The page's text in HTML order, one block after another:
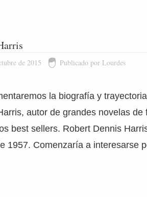
de 2015 Publicado por Lourdes
la biografía y
autor de grandes novelas
best sellers. Robert Dennis
1957. Comenzaría a interesarse